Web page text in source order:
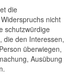
die
nicht
schutzwürdige
die den Interessen,
überwiegen,
Ausübung